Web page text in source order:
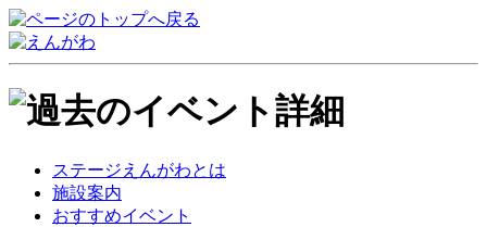
ステージえんがわとは
施設案内
おすすめイベント